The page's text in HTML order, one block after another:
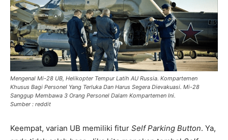
Mengenal Mi-28 UB, Helikopter Tempur Latih AU Russia. Kompartemen
Khusus Bagi Personel Yang Terluka Dan Harus Segera Dievakuasi. Mi-28
Sanggup Membawa 3 Orang Personel Dalam Kompartemen Ini.
Sumber : reddit
Keempat, varian UB memiliki fitur Self Parking Button. Ya,